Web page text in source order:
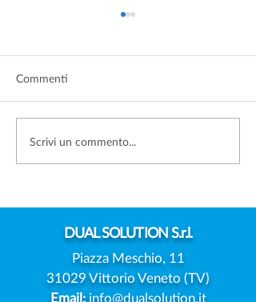
FOTO DEI FIGLI SUI
SOCIAL: SERVE SEMPRE
Commenti
Scrivi un commento...
DUALSOLUTION S.r.l.
Piazza Meschio, 11
31029 Vittorio Veneto (TV)
Email: info@dualsolution.it